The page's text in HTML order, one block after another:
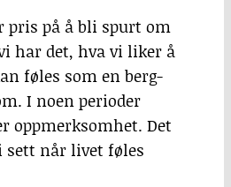
pris på å bli spurt om
har det, hva vi liker å
føles som en berg-
I noen perioder
oppmerksomhet. Det
sett når livet føles